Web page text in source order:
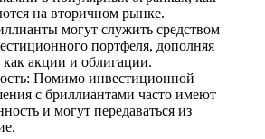
на вторичном рынке.
могут служить средством
портфеля, дополняя
как акции и облигации.
Помимо инвестиционной
с бриллиантами часто имеют
и могут передаваться из